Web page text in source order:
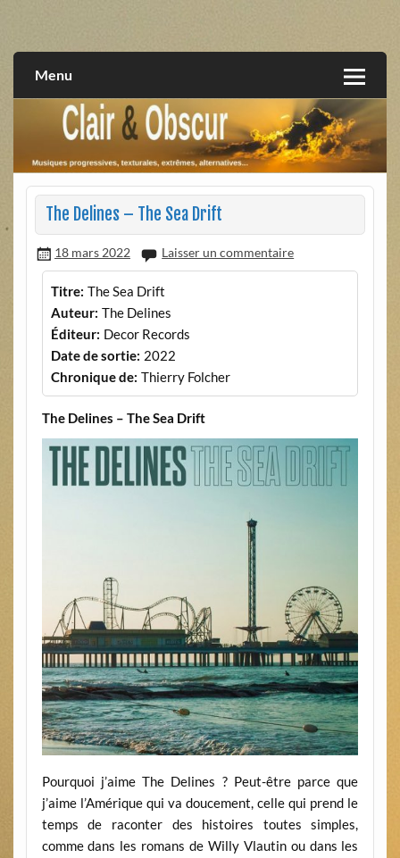
extrêmes, alternatives, texturales
Menu
The Delines – The Sea Drift
18 mars 2022 Laisser un commentaire
Titre: The Sea Drift
Auteur: The Delines
Éditeur: Decor Records
Date de sortie: 2022
Chronique de: Thierry Folcher
The Delines – The Sea Drift
Pourquoi j’aime The Delines ? Peut-être parce que
j’aime l’Amérique qui va doucement, celle qui prend le
temps de raconter des histoires toutes simples,
comme dans les romans de Willy Vlautin ou dans les